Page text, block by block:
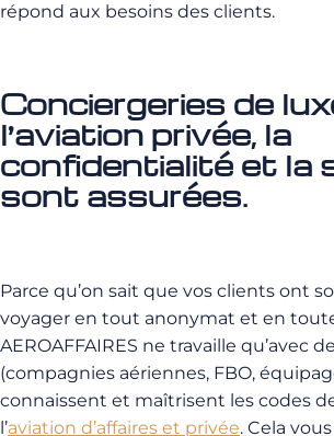
répond aux besoins des clients.
Conciergeries de
l’aviation privée, la
confidentialité et la
sont assurées.
Parce qu’on sait que vos clients ont
voyager en tout anonymat et en
AEROAFFAIRES ne travaille qu’avec
(compagnies aériennes, FBO,
connaissent et maîtrisent les codes
l’aviation d’affaires et privée. Cela